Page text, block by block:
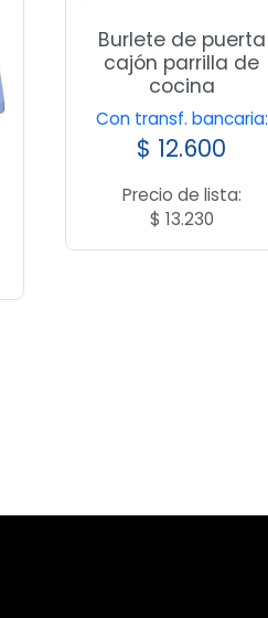
Burlete de puerta
cajón parrilla de
cocina
Con transf. bancaria:
$ 12.600
Precio de lista:
$ 13.230